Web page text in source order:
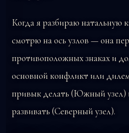
Когда я разбираю натальную
смотрю на ось узлов — она
противоположных знаках и
основной конфликт или
привык делать (Южный узел)
развивать (Северный узел).